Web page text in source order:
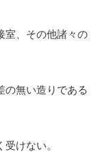
室、その他諸々の
の無い造りである
けない。